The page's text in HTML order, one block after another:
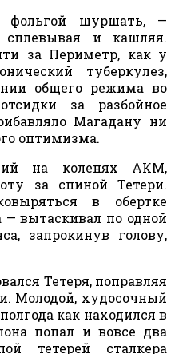
фольгой шуршать, —
сплевывая и кашляя.
за Периметр, как у
туберкулез,
общего режима во
за разбойное
Магадану ни
оптимизма.
на коленях АКМ,
за спиной Тетери.
в обертке
— вытаскивал по одной
запрокинув голову,
Тетеря, поправляя
Молодой, худосочный
как находился в
попал и вовсе два
тетерей сталкера